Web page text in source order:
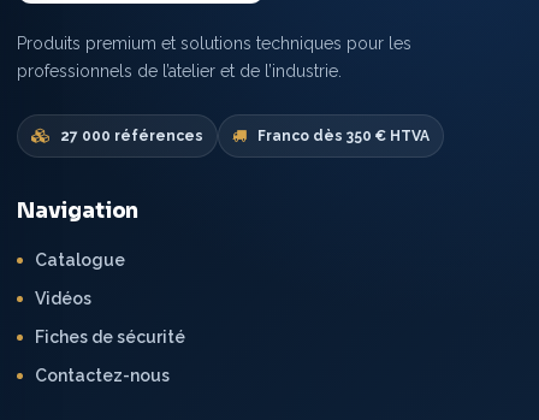
Produits premium et solutions techniques pour les
professionnels de l’atelier et de l’industrie.
27 000 références Franco dès 350 € HTVA
Navigation
Catalogue
Vidéos
Fiches de sécurité
Contactez-nous